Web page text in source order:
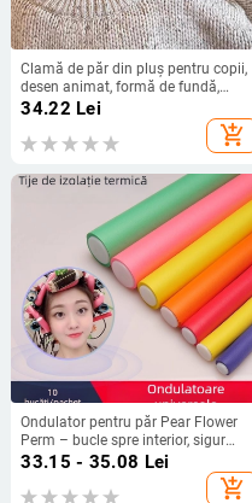
Clamă de păr din pluș pentru copii,
desen animat, formă de fundă,
lucrată manual, clip de păr tip cioc
34.22 Lei
add_shopping_cart
Ondulator pentru păr Pear Flower
Perm – bucle spre interior, sigur
pentru păr, unealtă de styling
33.15 - 35.08 Lei
add_shopping_cart